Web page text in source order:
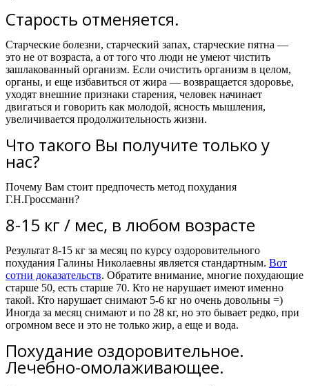
Старость отменяется.
Старческие болезни, старческий запах, старческие пятна —
это не от возраста, а от того что люди не умеют чистить
зашлакованный организм. Если очистить организм в целом,
органы, и еще избавиться от жира — возвращается здоровье,
уходят внешние признаки старения, человек начинает
двигаться и говорить как молодой, ясность мышления,
увеличивается продолжительность жизни.
Что такого Вы получите только у
нас?
Почему Вам стоит предпочесть метод похудания
Г.Н.Гроссманн?
8-15 кг / мес, в любом возрасте
Результат 8-15 кг за месяц по курсу оздоровительного
похудания Галины Николаевны является стандартным. Вот
сотни доказательств. Обратите внимание, многие похудающие
старше 50, есть старше 70. Кто не нарушает имеют именно
такой. Кто нарушает снимают 5-6 кг но очень довольны =)
Иногда за месяц снимают и по 28 кг, но это бывает редко, при
огромном весе и это не только жир, а еще и вода.
Похудание оздоровительное.
Лечебно-омолаживающее.